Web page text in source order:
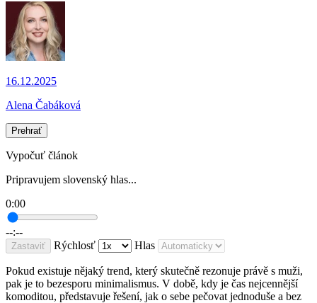
16.12.2025
Alena Čabáková
Prehrať
Vypočuť článok
Pripravujem slovenský hlas...
0:00
--:--
Zastaviť Rýchlosť Hlas
Pokud existuje nějaký trend, který skutečně rezonuje právě s muži,
pak je to bezesporu minimalismus. V době, kdy je čas nejcennější
komoditou, představuje řešení, jak o sebe pečovat jednoduše a bez